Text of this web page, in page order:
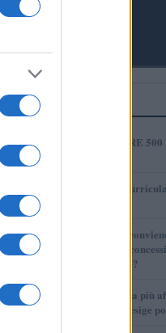
PRIME)
PIÙ LETTI
1
COME INVESTIRE
2
Tirocinio extra-
3
Per le auto usate
finanziamento in
prestito personale?
4
La macchina usata più
investimento che esige